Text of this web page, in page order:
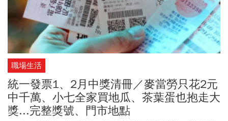
職場生活
統一發票1、2月中獎清冊／麥當勞只花2元
中千萬、小七全家買地瓜、茶葉蛋也抱走大
獎...完整獎號、門市地點